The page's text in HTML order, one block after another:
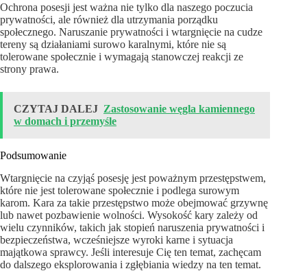
Ochrona posesji jest ważna nie tylko dla naszego poczucia
prywatności, ale również dla utrzymania porządku
społecznego. Naruszanie prywatności i wtargnięcie na cudze
tereny są działaniami surowo karalnymi, które nie są
tolerowane społecznie i wymagają stanowczej reakcji ze
strony prawa.
CZYTAJ DALEJ Zastosowanie węgla kamiennego
w domach i przemyśle
Podsumowanie
Wtargnięcie na czyjąś posesję jest poważnym przestępstwem,
które nie jest tolerowane społecznie i podlega surowym
karom. Kara za takie przestępstwo może obejmować grzywnę
lub nawet pozbawienie wolności. Wysokość kary zależy od
wielu czynników, takich jak stopień naruszenia prywatności i
bezpieczeństwa, wcześniejsze wyroki karne i sytuacja
majątkowa sprawcy. Jeśli interesuje Cię ten temat, zachęcam
do dalszego eksplorowania i zgłębiania wiedzy na ten temat.